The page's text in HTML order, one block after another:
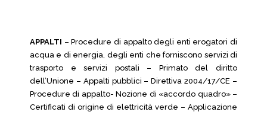
APPALTI – Procedure di appalto degli enti erogatori di
acqua e di energia, degli enti che forniscono servizi di
trasporto e servizi postali – Primato del diritto
dell’Unione – Appalti pubblici – Direttiva 2004/17/CE –
Procedure di appalto- Nozione di «accordo quadro» –
Certificati di origine di elettricità verde – Applicazione